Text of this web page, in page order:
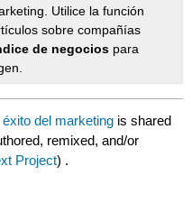
Utilice la función
sobre compañías
de negocios para
del marketing is shared
remixed, and/or
Project) .